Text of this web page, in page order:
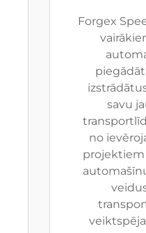
Forgex
savu
no
projektiem